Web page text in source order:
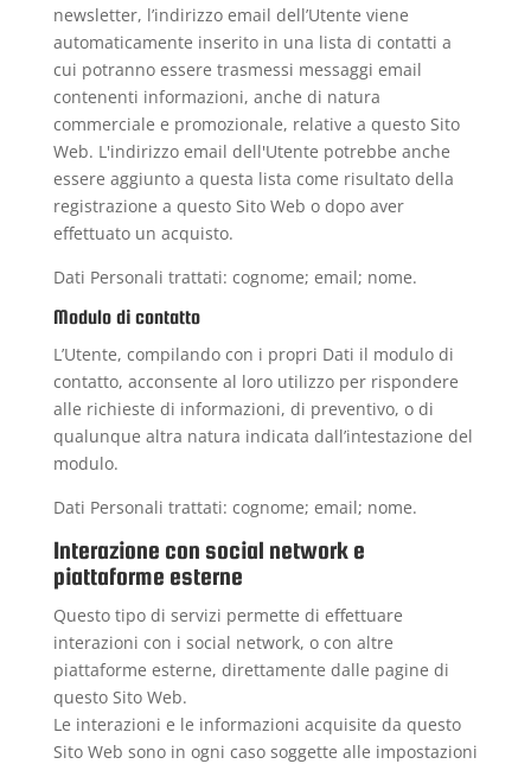
newsletter, l’indirizzo email dell’Utente viene
automaticamente inserito in una lista di contatti a
cui potranno essere trasmessi messaggi email
contenenti informazioni, anche di natura
commerciale e promozionale, relative a questo Sito
Web. L'indirizzo email dell'Utente potrebbe anche
essere aggiunto a questa lista come risultato della
registrazione a questo Sito Web o dopo aver
effettuato un acquisto.
Dati Personali trattati: cognome; email; nome.
Modulo di contatto
L’Utente, compilando con i propri Dati il modulo di
contatto, acconsente al loro utilizzo per rispondere
alle richieste di informazioni, di preventivo, o di
qualunque altra natura indicata dall’intestazione del
modulo.
Dati Personali trattati: cognome; email; nome.
Interazione con social network e
piattaforme esterne
Questo tipo di servizi permette di effettuare
interazioni con i social network, o con altre
piattaforme esterne, direttamente dalle pagine di
questo Sito Web.
Le interazioni e le informazioni acquisite da questo
Sito Web sono in ogni caso soggette alle impostazioni